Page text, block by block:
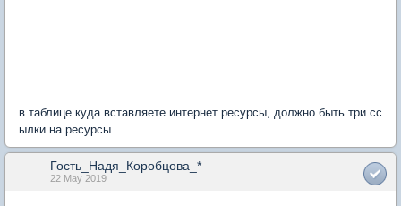
в таблице куда вставляете интернет ресурсы, должно быть три сс
ылки на ресурсы
Гость_Надя_Коробцова_*
22 May 2019